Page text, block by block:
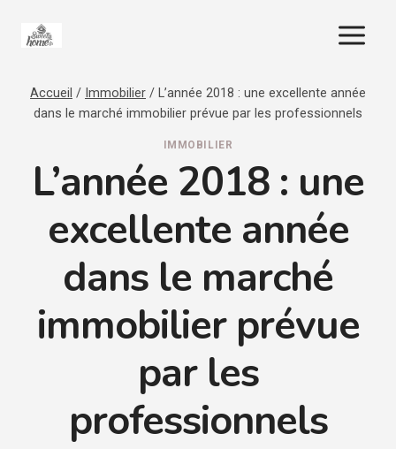
Accueil / Immobilier / L’année 2018 : une excellente année
dans le marché immobilier prévue par les professionnels
IMMOBILIER
L’année 2018 : une
excellente année
dans le marché
immobilier prévue
par les
professionnels